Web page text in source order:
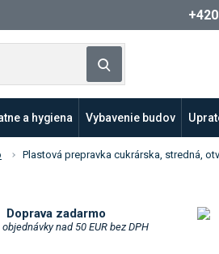
a hygiena Vybavenie budov
Plastová prepravka cukrárska, stredná,
Doprava zadarmo
nad 50 EUR bez DPH